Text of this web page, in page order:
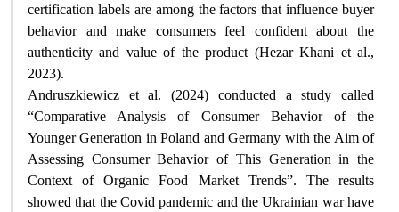
certification labels are among the factors that influence buyer
behavior and make consumers feel confident about the
authenticity and value of the product (Hezar Khani et al.,
2023).
Andruszkiewicz et al. (2024) conducted a study called
“Comparative Analysis of Consumer Behavior of the
Younger Generation in Poland and Germany with the Aim of
Assessing Consumer Behavior of This Generation in the
Context of Organic Food Market Trends”. The results
showed that the Covid pandemic and the Ukrainian war have